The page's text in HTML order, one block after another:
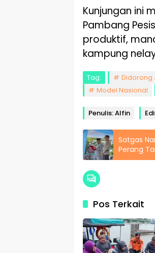
Kunjungan ini
Pambang
produktif,
kampung
Tag: Didorong
Model Nasional
Penulis: Alfin
Satgas
Perang
Pos Terkait